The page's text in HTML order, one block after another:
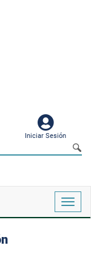
Iniciar Sesión